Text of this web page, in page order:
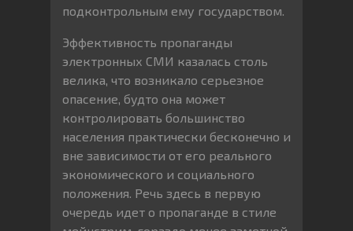
подконтрольным ему государством.
Эффективность пропаганды
электронных СМИ казалась столь
велика, что возникало серьезное
опасение, будто она может
контролировать большинство
населения практически бесконечно и
вне зависимости от его реального
экономического и социального
положения. Речь здесь в первую
очередь идет о пропаганде в стиле